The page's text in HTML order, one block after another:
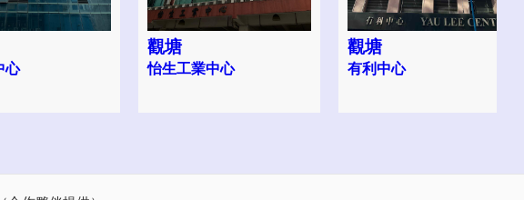
心
觀塘
怡生工業中心
觀塘
有利中心